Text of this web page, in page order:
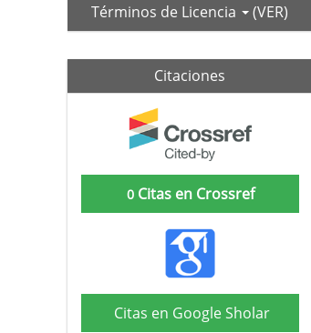
Términos de Licencia
(VER)
Citaciones
0Citas en Crossref
Citas en Google Sholar